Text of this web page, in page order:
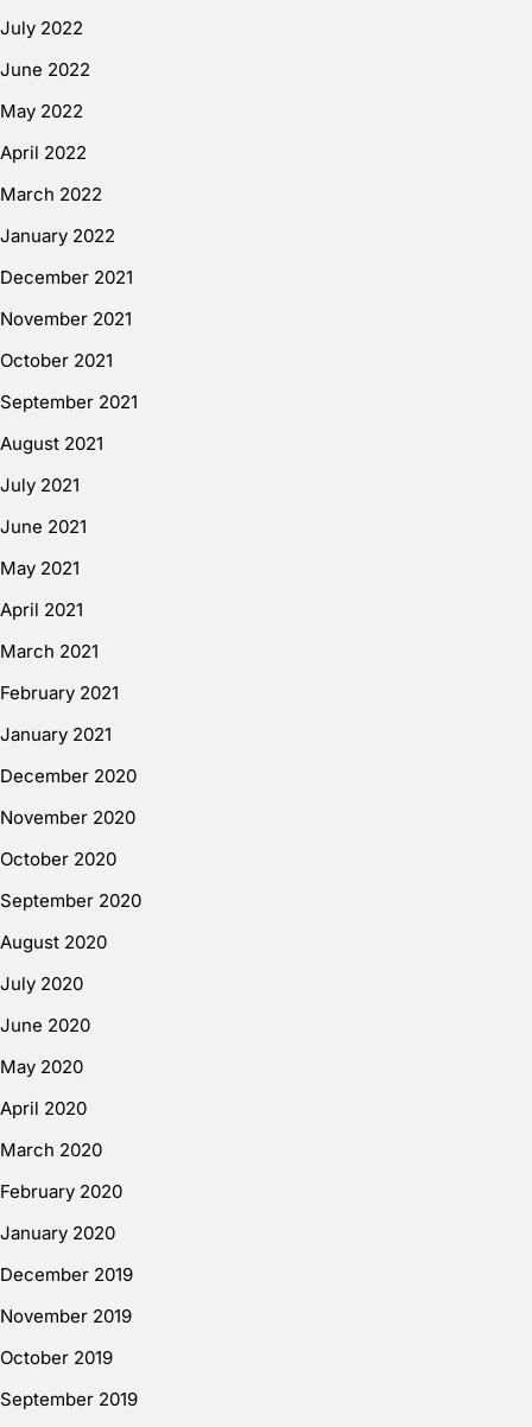
July 2022
June 2022
May 2022
April 2022
March 2022
January 2022
December 2021
November 2021
October 2021
September 2021
August 2021
July 2021
June 2021
May 2021
April 2021
March 2021
February 2021
January 2021
December 2020
November 2020
October 2020
September 2020
August 2020
July 2020
June 2020
May 2020
April 2020
March 2020
February 2020
January 2020
December 2019
November 2019
October 2019
September 2019